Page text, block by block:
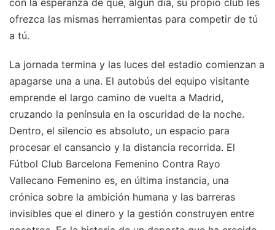
ofrezca las mismas herramientas para competir de tú
a tú.
La jornada termina y las luces del estadio comienzan a
apagarse una a una. El autobús del equipo visitante
emprende el largo camino de vuelta a Madrid,
cruzando la península en la oscuridad de la noche.
Dentro, el silencio es absoluto, un espacio para
procesar el cansancio y la distancia recorrida. El
Fútbol Club Barcelona Femenino Contra Rayo
Vallecano Femenino es, en última instancia, una
crónica sobre la ambición humana y las barreras
invisibles que el dinero y la gestión construyen entre